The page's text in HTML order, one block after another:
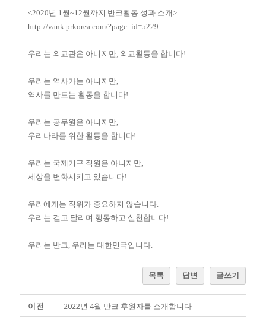
<2020년 1월~12월까지 반크활동 성과 소개>
http://vank.prkorea.com/?page_id=5229
우리는 외교관은 아니지만, 외교활동을 합니다!
우리는 역사가는 아니지만,
역사를 만드는 활동을 합니다!
우리는 공무원은 아니지만,
우리나라를 위한 활동을 합니다!
우리는 국제기구 직원은 아니지만,
세상을 변화시키고 있습니다!
우리에게는 직위가 중요하지 않습니다.
우리는 걷고 달리며 행동하고 실천합니다!
우리는 반크, 우리는 대한민국입니다.
목록 답변 글쓰기
이전 2022년 4월 반크 후원자를 소개합니다